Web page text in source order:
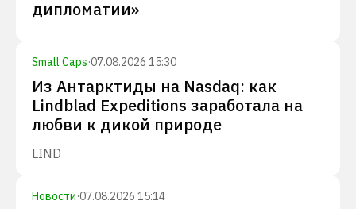
дипломатии»
Small Caps·07.08.2026 15:30
Из Антарктиды на Nasdaq: как
Lindblad Expeditions заработала на
любви к дикой природе
LIND
Новости·07.08.2026 15:14